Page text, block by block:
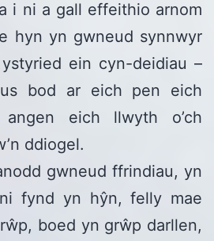
i ni a gall effeithio arnom
hyn yn gwneud synnwyr
ein cyn-deidiau –
bod ar eich pen eich
eich llwyth o’ch
ddiogel.
gwneud ffrindiau, yn
fynd yn hŷn, felly mae
boed yn grŵp darllen,